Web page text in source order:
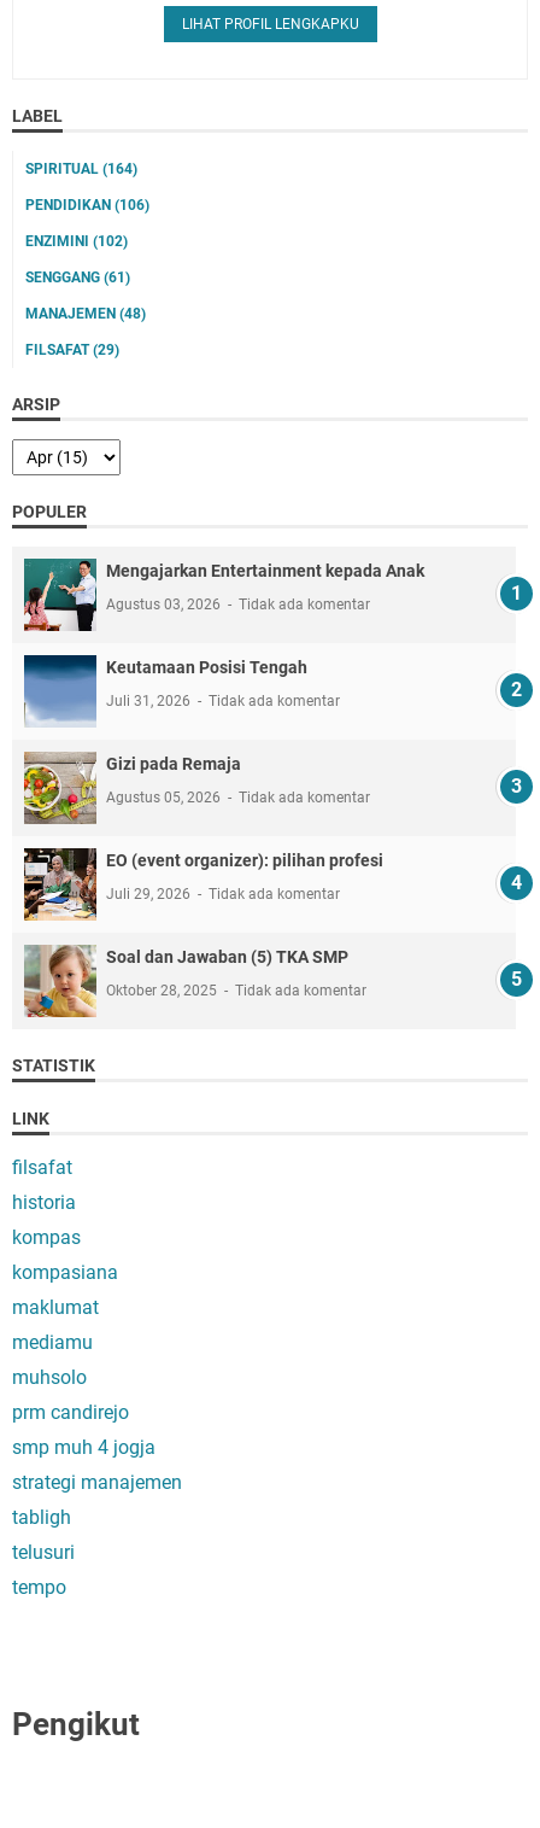
LIHAT PROFIL LENGKAPKU
LABEL
SPIRITUAL (164)
PENDIDIKAN (106)
ENZIMINI (102)
SENGGANG (61)
MANAJEMEN (48)
FILSAFAT(29)
ARSIP
POPULER
Mengajarkan Entertainment kepada Anak
Agustus 03, 2026 Tidak ada komentar
Keutamaan Posisi Tengah
Juli 31, 2026 Tidak ada komentar
Gizi pada Remaja
Agustus 05, 2026 Tidak ada komentar
EO (event organizer): pilihan profesi
Juli 29, 2026 Tidak ada komentar
Soal dan Jawaban (5) TKA SMP
Oktober 28, 2025 Tidak ada komentar
STATISTIK
LINK
filsafat
historia
kompas
kompasiana
maklumat
mediamu
muhsolo
prm candirejo
smp muh 4 jogja
strategi manajemen
tabligh
telusuri
tempo
Pengikut